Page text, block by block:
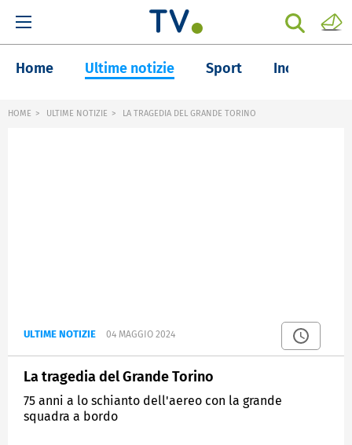
Home Ultime notizie Sport Inchieste
HOME ULTIME NOTIZIE LA TRAGEDIA DEL GRANDE TORINO
ULTIME NOTIZIE 04 MAGGIO 2024
La tragedia del Grande Torino
75 anni a lo schianto dell'aereo con la grande
squadra a bordo